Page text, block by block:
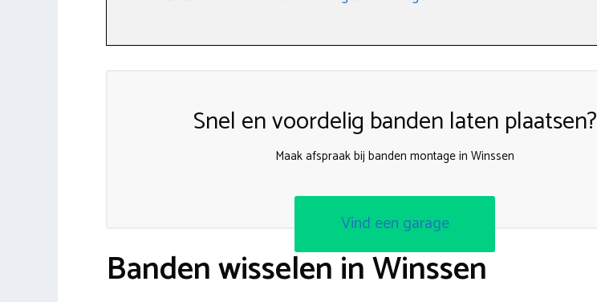
Snel en voordelig banden laten plaatsen?
Maak afspraak bij banden montage in Winssen
Vind een garage
Banden wisselen in Winssen